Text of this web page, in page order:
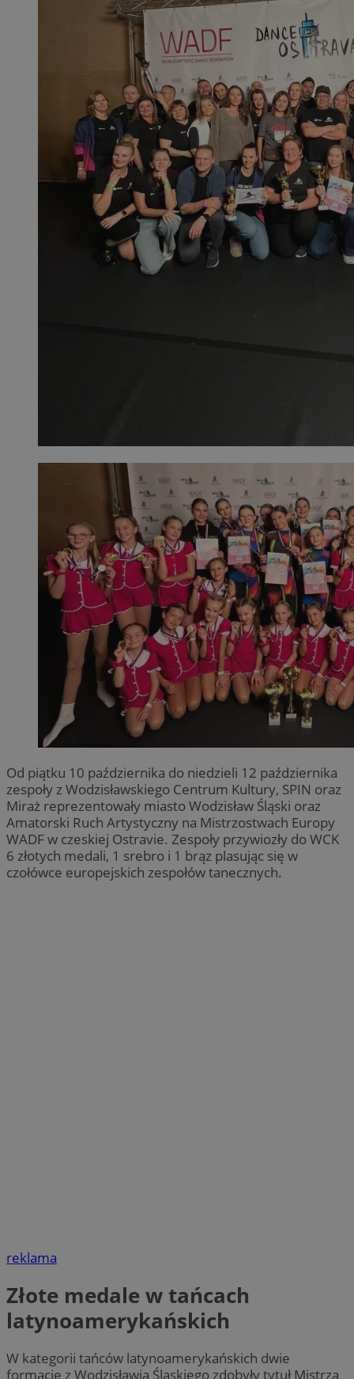
Od piątku 10 października do niedzieli 12 października
zespoły z Wodzisławskiego Centrum Kultury, SPIN oraz
Miraż reprezentowały miasto Wodzisław Śląski oraz
Amatorski Ruch Artystyczny na Mistrzostwach Europy
WADF w czeskiej Ostravie. Zespoły przywiozły do WCK
6 złotych medali, 1 srebro i 1 brąz plasując się w
czołówce europejskich zespołów tanecznych.
reklama
Złote medale w tańcach
latynoamerykańskich
W kategorii tańców latynoamerykańskich dwie
formacje z Wodzisławia Śląskiego zdobyły tytuł Mistrza